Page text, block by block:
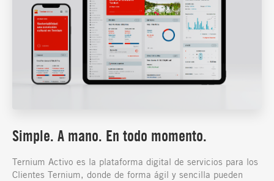
Simple. A mano. En todo momento.
Ternium Activo es la plataforma digital de servicios para los
Clientes Ternium, donde de forma ágil y sencilla pueden